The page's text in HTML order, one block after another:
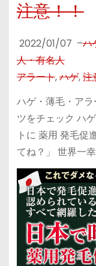
注意！！
2022/01/07 –ハ
人・有名人
アラート,ハゲ,注
ハゲ・薄毛・ア
ツをチェック ハ
トに 薬用 発毛促
てね？」 世界一